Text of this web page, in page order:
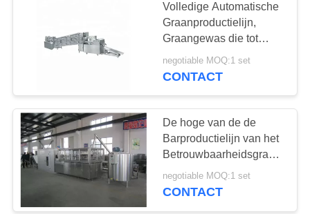
Volledige Automatische
Graanproductielijn,
Graangewas die tot
Machine maken Hoge
Output
negotiable MOQ:1 set
CONTACT
De hoge van de de
Barproductielijn van het
Controle van de de
Frequentiesnelheid
negotiable MOQ:1 set
CONTACT